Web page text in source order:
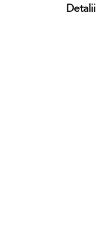
Detalii